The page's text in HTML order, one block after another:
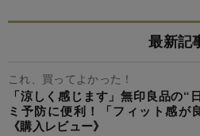
最新記
これ、買ってよかった！
「涼しく感じます」無印良品の
ミ予防に便利！「フィット感が
《購入レビュー》